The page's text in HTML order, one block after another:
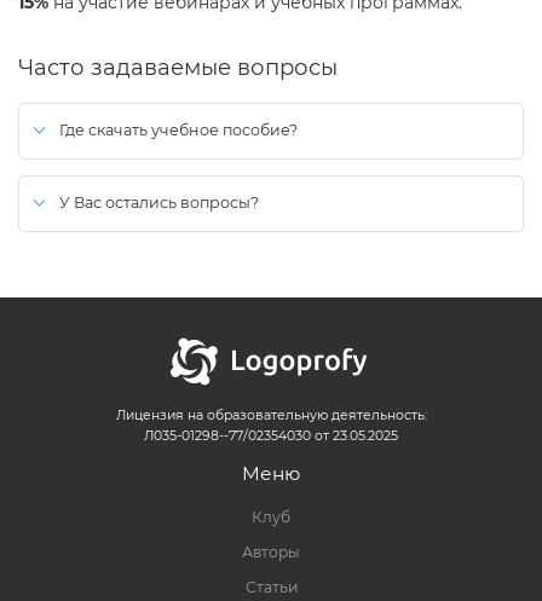
Часто задаваемые вопросы
Где скачать учебное пособие?
У Вас остались вопросы?
Лицензия на образовательную деятельность:
Л035-01298--77/02354030 от 23.05.2025
Меню
Клуб
Авторы
Статьи